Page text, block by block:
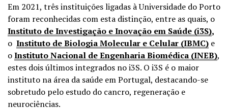
Em 2021, três instituições ligadas à Universidade do Porto
foram reconhecidas com esta distinção, entre as quais, o
Instituto de Investigação e Inovação em Saúde (i3S),
o Instituto de Biologia Molecular e Celular (IBMC) e
oInstituto Nacional de Engenharia Biomédica (INEB),
estes dois últimos integrados no i3S. O i3S é o maior
instituto na área da saúde em Portugal, destacando-se
sobretudo pelo estudo do cancro, regeneração e
neurociências.